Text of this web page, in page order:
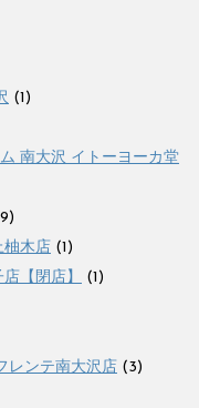
(1)
南大沢 イトーヨーカ堂
柚木店 (1)
【閉店】
(1)
レンテ南大沢店 (3)